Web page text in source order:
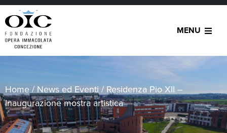
MENU
Home / News ed Eventi/ Residenza Pio XII –
Inaugurazione mostra artistica